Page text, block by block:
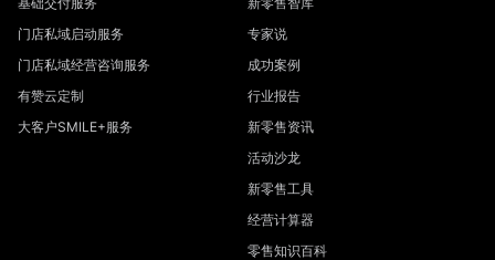
门店私域启动服务
门店私域经营咨询服务
有赞云定制
大客户SMILE+服务
专家说
成功案例
行业报告
新零售资讯
活动沙龙
新零售工具
经营计算器
零售知识百科